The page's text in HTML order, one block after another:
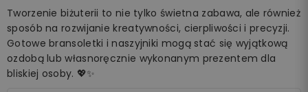
Tworzenie biżuterii to nie tylko świetna zabawa, ale również
sposób na rozwijanie kreatywności, cierpliwości i precyzji.
Gotowe bransoletki i naszyjniki mogą stać się wyjątkową
ozdobą lub własnoręcznie wykonanym prezentem dla
bliskiej osoby. 💖✨